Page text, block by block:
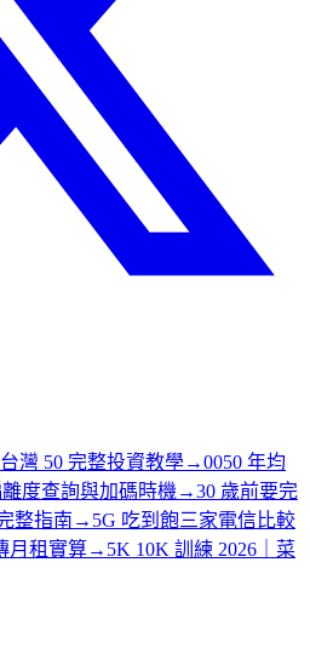
灣 50 完整投資教學→0050 年均
度查詢與加碼時機 →30 歲前要完
整指南 → 5G 吃到飽三家電信比較
月租實算→ 5K 10K 訓練 2026｜菜